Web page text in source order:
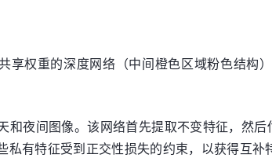
享权重的深度网络（中间橙色区域粉色结
和夜间图像。该网络首先提取不变特征，然
私有特征受到正交性损失的约束，以获得互